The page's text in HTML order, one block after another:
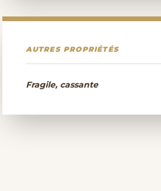
AUTRES PROPRIÉTÉS
Fragile, cassante